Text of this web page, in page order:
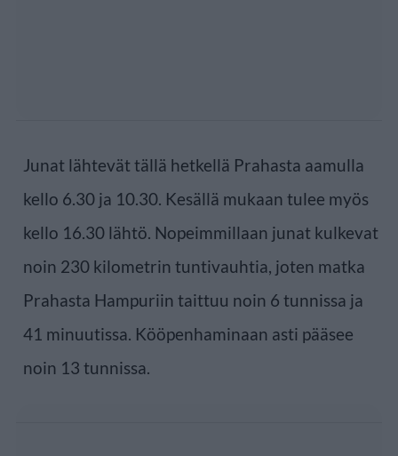
Junat lähtevät tällä hetkellä Prahasta aamulla
kello 6.30 ja 10.30. Kesällä mukaan tulee myös
kello 16.30 lähtö. Nopeimmillaan junat kulkevat
noin 230 kilometrin tuntivauhtia, joten matka
Prahasta Hampuriin taittuu noin 6 tunnissa ja
41 minuutissa. Kööpenhaminaan asti pääsee
noin 13 tunnissa.